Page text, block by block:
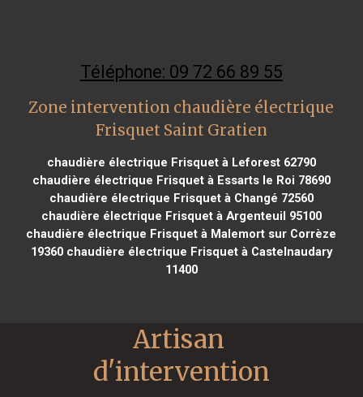
Téléphone: 09 72 66 89 55
Zone intervention chaudière électrique
Frisquet Saint Gratien
chaudière électrique Frisquet à Leforest 62790
chaudière électrique Frisquet à Essarts le Roi 78690
chaudière électrique Frisquet à Changé 72560
chaudière électrique Frisquet à Argenteuil 95100
chaudière électrique Frisquet à Malemort sur Corrèze
19360chaudière électrique Frisquet à Castelnaudary
11400
Artisan
d'intervention